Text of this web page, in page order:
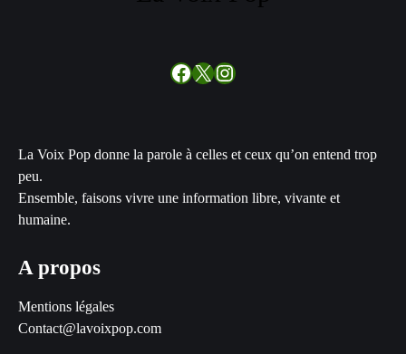
Facebook
X Instagram
La Voix Pop donne la parole à celles et ceux qu’on entend trop
peu.
Ensemble, faisons vivre une information libre, vivante et
humaine.
A propos
Mentions légales
Contact@lavoixpop.com